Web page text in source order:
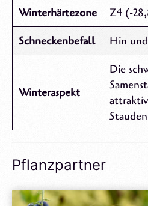
Winterhärtezone
Z4 (-
Schneckenbefall
Hin
Winteraspekt
Die
Pflanzpartner